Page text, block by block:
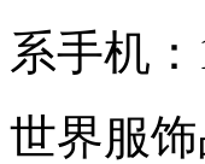
系手机
世界服